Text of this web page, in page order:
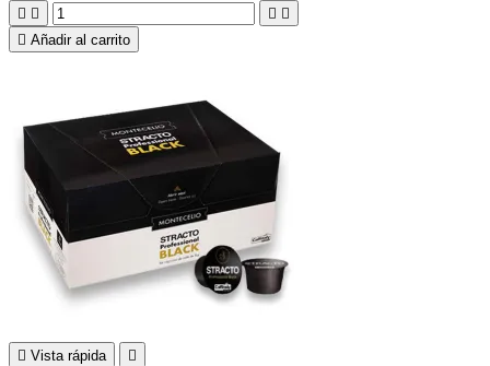
   
 Añadir al carrito
 Vista rápida 